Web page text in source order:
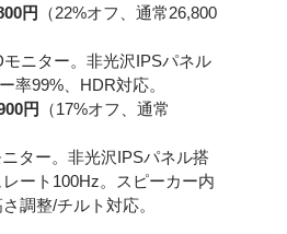
円
（22%オフ、通常26,800
ニター。非光沢IPSパネル
率99%、HDR対応。
円
（17%オフ、通常
ター。非光沢IPSパネル搭
ート100Hz。スピーカー内
調整/チルト対応。